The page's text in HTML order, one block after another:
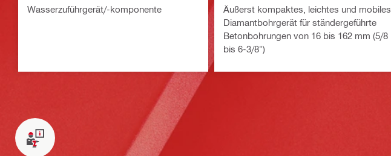
Wasserzuführgerät/-komponente
Äußerst kompaktes, leichtes und mobiles
Diamantbohrgerät für ständergeführte
Betonbohrungen von 16 bis 162 mm (5/8
bis 6-3/8")